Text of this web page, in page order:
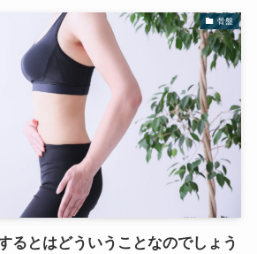
骨盤
るとはどういうことなのでしょう